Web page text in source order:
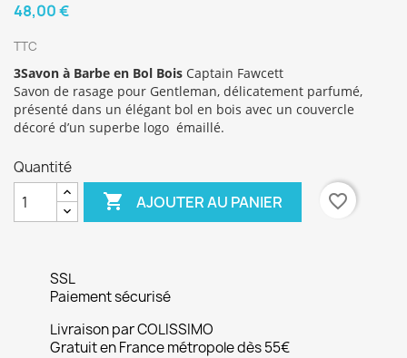
48,00 €
TTC
3Savon à Barbe en Bol Bois Captain Fawcett
Savon de rasage pour Gentleman, délicatement parfumé,
présenté dans un élégant bol en bois avec un couvercle
décoré d’un superbe logo émaillé.
Quantité
 AJOUTER AU PANIER favorite_border
SSL
Paiement sécurisé
Livraison par COLISSIMO
Gratuit en France métropole dès 55€